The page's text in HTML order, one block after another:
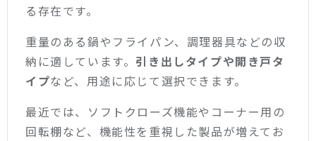
る存在です。
重量のある鍋やフライパン、調理器具などの収
納に適しています。 引き出しタイプや開き戸タ
イプなど、用途に応じて選択できます。
最近では、ソフトクローズ機能やコーナー用の
回転棚など、機能性を重視した製品が増えてお